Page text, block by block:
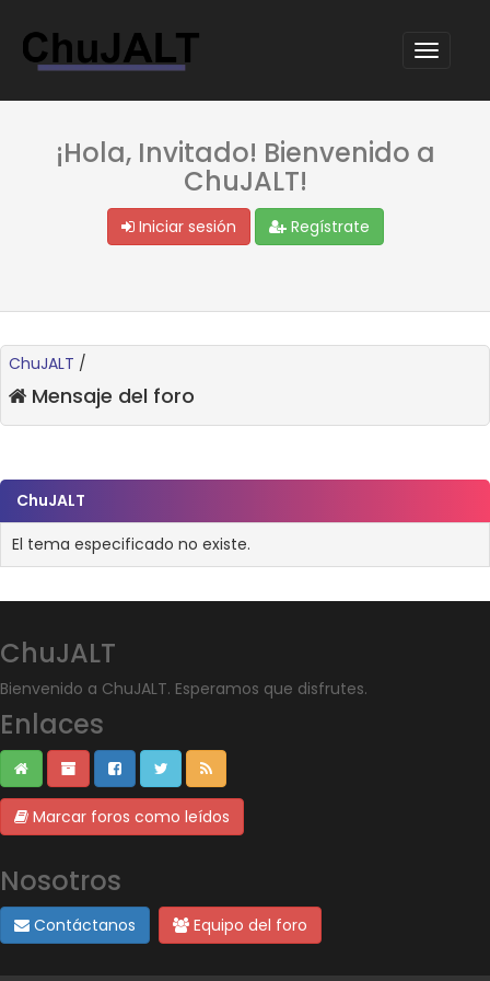
¡Hola, Invitado! Bienvenido a
ChuJALT!
Iniciar sesión Regístrate
ChuJALT /
Mensaje del foro
ChuJALT
El tema especificado no existe.
ChuJALT
Bienvenido a ChuJALT. Esperamos que disfrutes.
Enlaces
Marcar foros como leídos
Nosotros
Contáctanos Equipo del foro